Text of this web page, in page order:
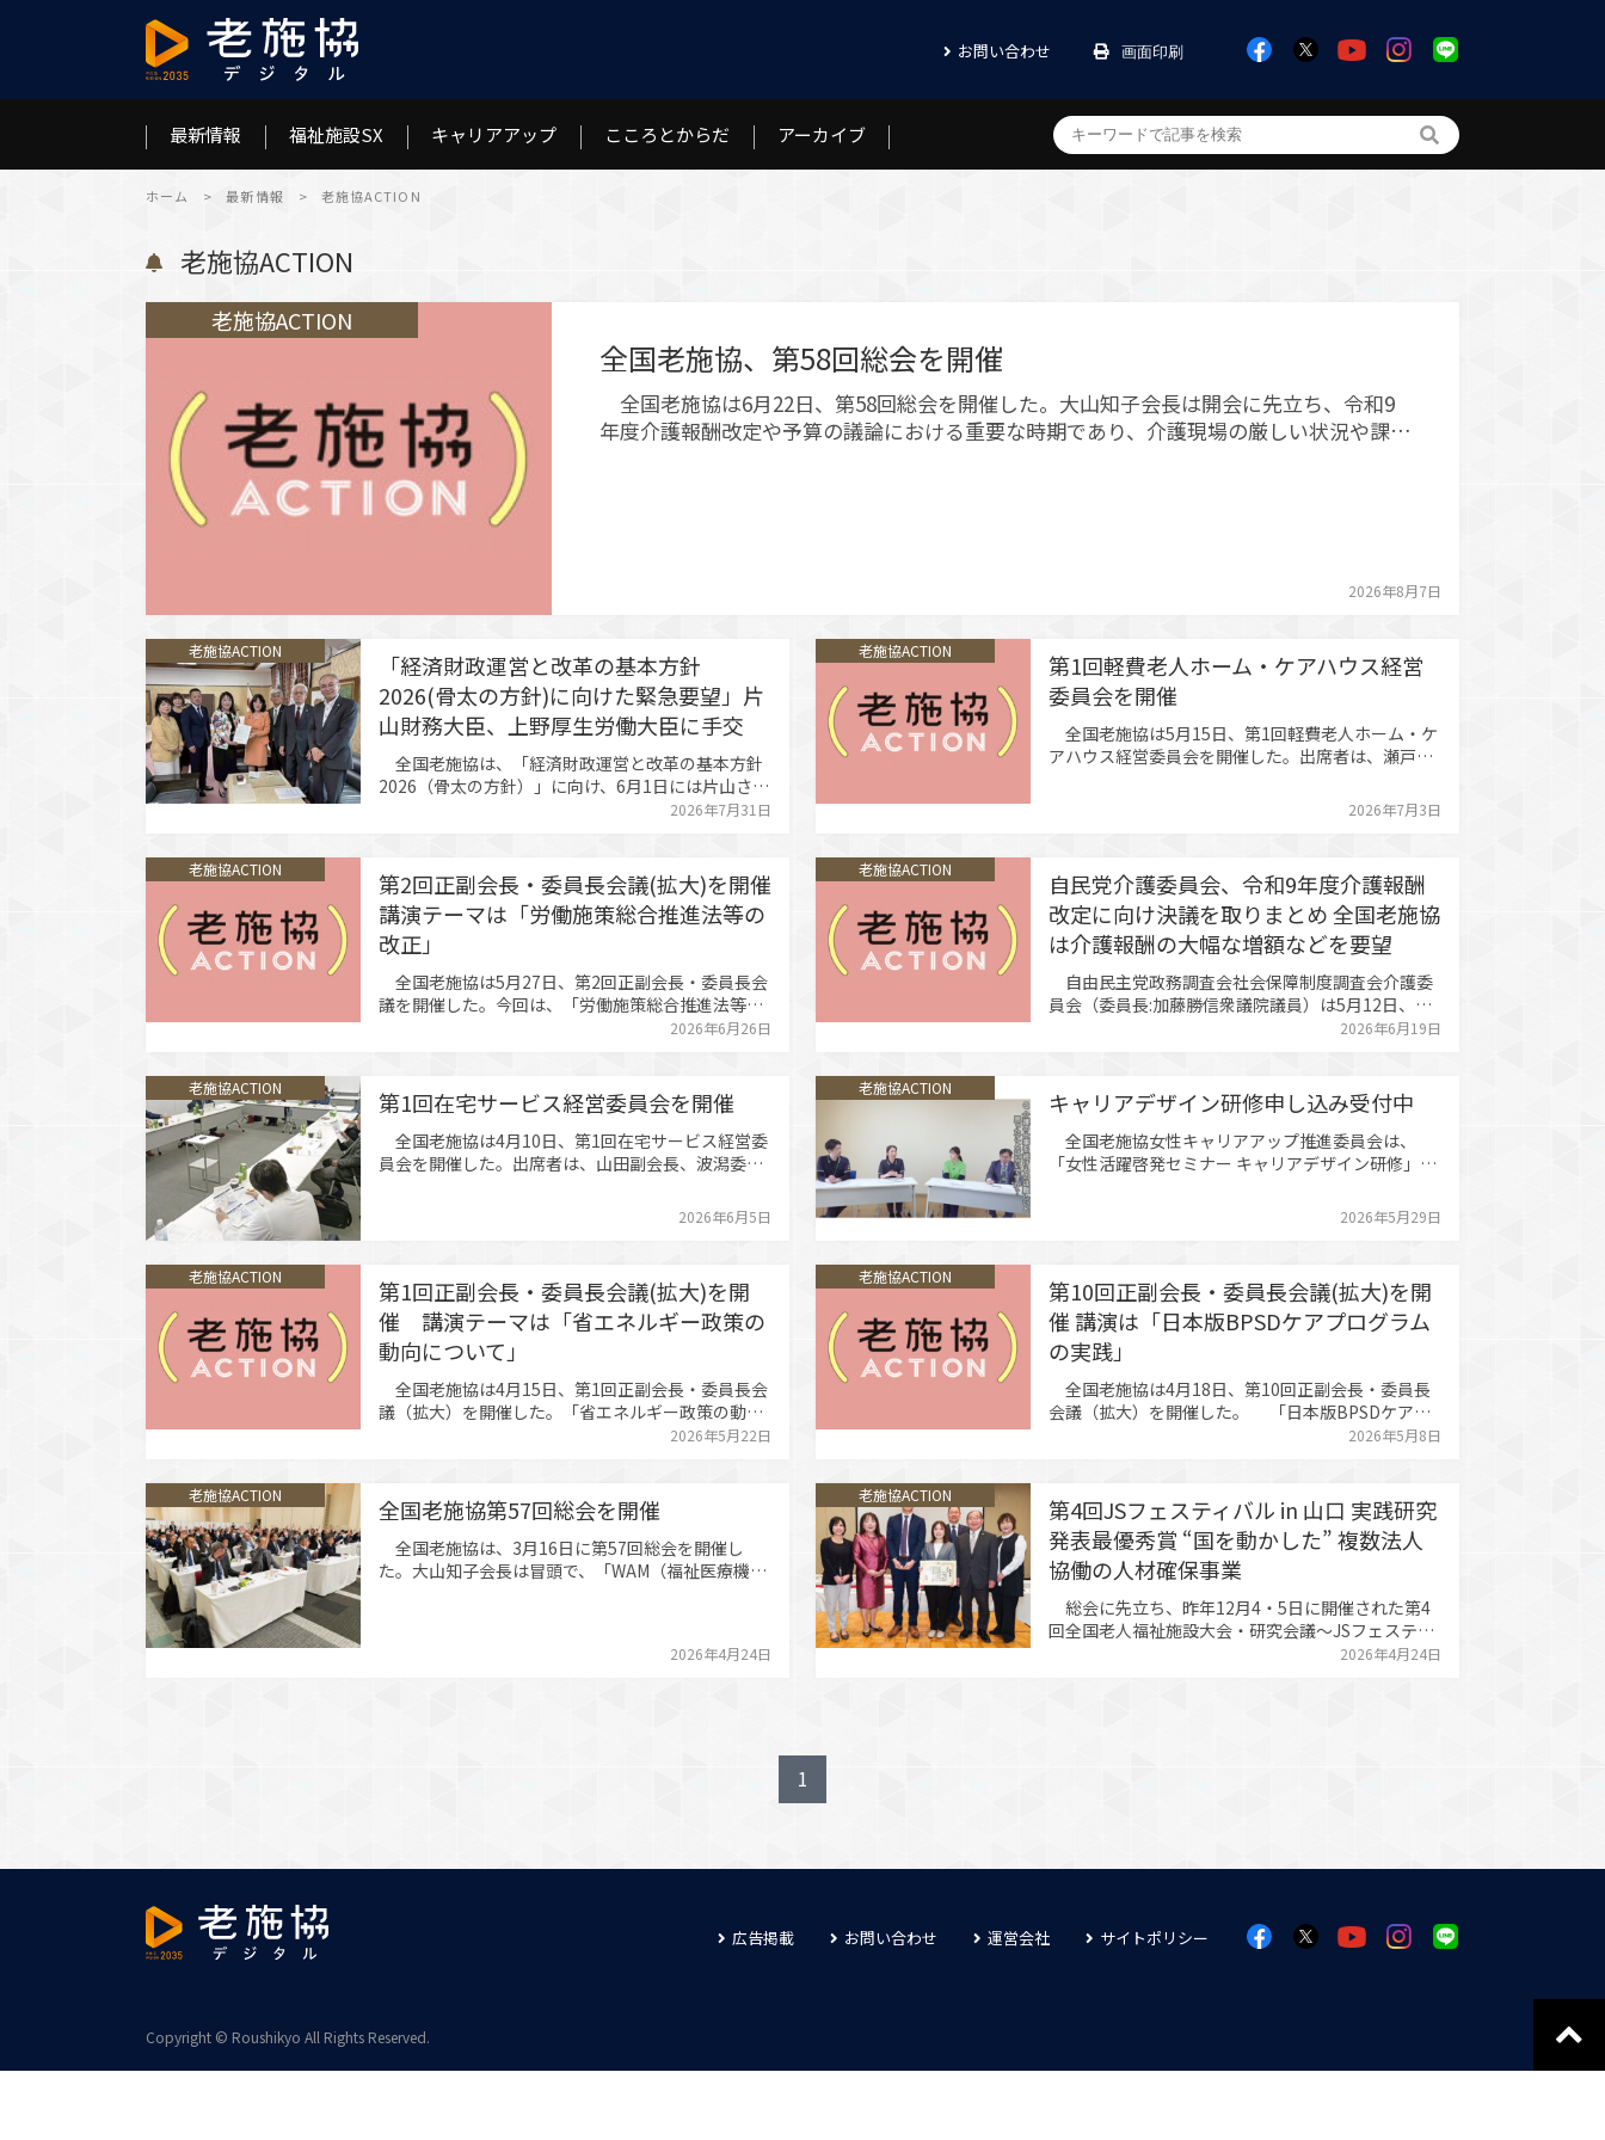
お問い合わせ 画面印刷
最新情報
速報（JS-Weekly）
福祉施設SX
全国施設最前線
今月のレクリエーション
キャリアアップ
特集 女性キャリア
こころとからだ
こころの橋わたし
アーカイブ
最新制度解説
日本全国注目施設探訪
介護士は見た！ 介護のかたち
ホーム > 最新情報 > 老施協ACTION
老施協ACTION
老施協ACTION
全国老施協、第58回総会を開催
全国老施協は6月22日、第58回総会を開催した。大山知子会長は開会に先立ち、令和9
年度介護報酬改定や予算の議論における重要な時期であり、介護現場の厳しい状況や課題
2026年8月7日
老施協ACTION
「経済財政運営と改革の基本方針
2026(骨太の方針)に向けた緊急要望」片
山財務大臣、上野厚生労働大臣に手交
全国老施協は、「経済財政運営と改革の基本方針
2026（骨太の方針）」に向け、6月1日には片山さつ
き財務大臣に、6月2日には上野賢一郎厚生労働大臣
から8年度期中改定による高齢者福祉・介護事業へ
の対応について…
2026年7月31日
老施協ACTION
第1回軽費老人ホーム・ケアハウス経営
委員会を開催
全国老施協は5月15日、第1回軽費老人ホーム・ケ
アハウス経営委員会を開催した。出席者は、瀬戸副
員、林委員、額田委員、井上委員の8名。令和7年度
事業の振り返りのほか、主に3つの協議題について
の運営方針とし…
2026年7月3日
老施協ACTION
第2回正副会長・委員長会議(拡大)を開催
講演テーマは「労働施策総合推進法等の
改正」
全国老施協は5月27日、第2回正副会長・委員長会
議を開催した。今回は、「労働施策総合推進法等の
改正」と題した講演が行われた。令和7年に成立し
策の強化が柱となっている。カスタマーハラスメン
ト（以下、カスハラ）防…
2026年6月26日
老施協ACTION
自民党介護委員会、令和9年度介護報酬
改定に向け決議を取りまとめ 全国老施協
は介護報酬の大幅な増額などを要望
自由民主党政務調査会社会保障制度調査会介護委
員会（委員長:加藤勝信衆議院議員）は5月12日、介
護関係13団体（※）からヒアリングを行うととも
子会長と小泉立志副会長が出席し、意見を述べた。
大山会長は、「特…
2026年6月19日
老施協ACTION 第1回在宅サービス経営委員会を開催
全国老施協は4月10日、第1回在宅サービス経営委
員会を開催した。出席者は、山田副会長、波潟委員
員、矢野委員の7名。主に3つの協議題について意見
を交わした。 令和７年度の振り返り （1）デイサー
2026年6月5日
老施協ACTION キャリアデザイン研修申し込み受付中
全国老施協女性キャリアアップ推進委員会は、
「女性活躍啓発セミナー キャリアデザイン研修」と
本研修は、リーダー職を含めた各世代の職員のキ
ャリアをテーマとした座談会を通じ、受講者のキャ
若手から中堅世代のキ…
2026年5月29日
老施協ACTION
第1回正副会長・委員長会議(拡大)を開
催 講演テーマは「省エネルギー政策の
動向について」
全国老施協は4月15日、第1回正副会長・委員長会
議（拡大）を開催した。「省エネルギー政策の動向
について」と題し、省エネ政策の動向や介護施設で
収益性向上と経営改善のヒント」として、専門家の
診断に基づく具体的な…
2026年5月22日
老施協ACTION
第10回正副会長・委員長会議(拡大)を開
催 講演は「日本版BPSDケアプログラム
の実践」
全国老施協は4月18日、第10回正副会長・委員長
会議（拡大）を開催した。 「日本版BPSDケアプ
ログラムの実践オンラインシステムを活用した効果
ートした「日本版BPSDケアプログラム」の内容、
これまでの展開…
2026年5月8日
老施協ACTION 全国老施協第57回総会を開催
全国老施協は、3月16日に第57回総会を開催し
た。大山知子会長は冒頭で、「WAM（福祉医療機
に全国老施協としてより一層注力していくと改めて
2026年4月24日
老施協ACTION
第4回JSフェスティバル in 山口 実践研究
発表最優秀賞 “国を動かした” 複数法人
協働の人材確保事業
総会に先立ち、昨年12月4・5日に開催された第4
回全国老人福祉施設大会・研究会議〜JSフェスティ
バル in 山口〜の実践研究発表最優秀賞授与式が行わ
2026年4月24日
1
広告掲載 お問い合わせ 運営会社 サイトポリシー
Copyright © Roushikyo All Rights Reserved.